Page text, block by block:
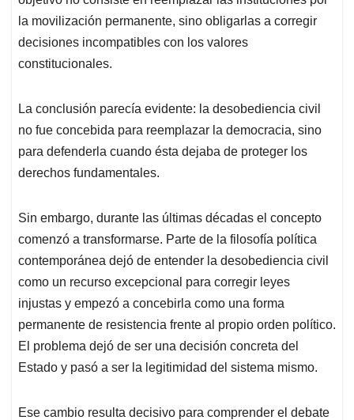
la movilización permanente, sino obligarlas a corregir
decisiones incompatibles con los valores
constitucionales.
La conclusión parecía evidente: la desobediencia civil
no fue concebida para reemplazar la democracia, sino
para defenderla cuando ésta dejaba de proteger los
derechos fundamentales.
Sin embargo, durante las últimas décadas el concepto
comenzó a transformarse. Parte de la filosofía política
contemporánea dejó de entender la desobediencia civil
como un recurso excepcional para corregir leyes
injustas y empezó a concebirla como una forma
permanente de resistencia frente al propio orden político.
El problema dejó de ser una decisión concreta del
Estado y pasó a ser la legitimidad del sistema mismo.
Ese cambio resulta decisivo para comprender el debate